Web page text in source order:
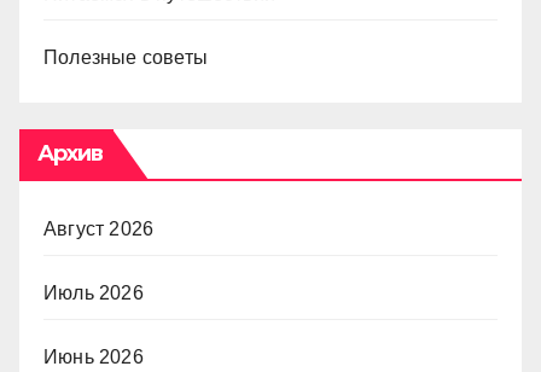
Полезные советы
Архив
Август 2026
Июль 2026
Июнь 2026